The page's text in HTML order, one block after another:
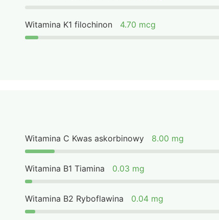
Witamina K1 filochinon 4.70 mcg
Witamina C Kwas askorbinowy 8.00 mg
Witamina B1 Tiamina 0.03 mg
Witamina B2 Ryboflawina 0.04 mg